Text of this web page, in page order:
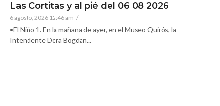
Las Cortitas y al pié del 06 08 2026
6 agosto, 2026 12:46 am /
•El Niño 1. En la mañana de ayer, en el Museo Quirós, la
Intendente Dora Bogdan...